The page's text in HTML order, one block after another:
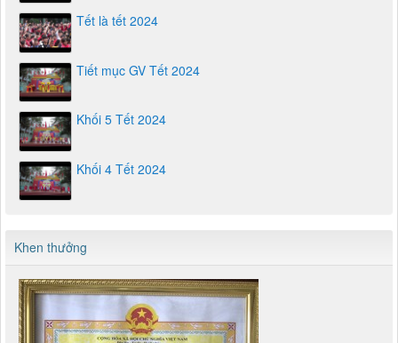
Tết là tết 2024
Tiết mục GV Tết 2024
Khối 5 Tết 2024
Khối 4 Tết 2024
Khen thưởng